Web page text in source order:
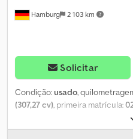
Hamburg 2 103 km
Solicitar
Condição:usado,
(307,27 cv), primeira matrícula:
,
classe de emissão:Euro 4, cor: